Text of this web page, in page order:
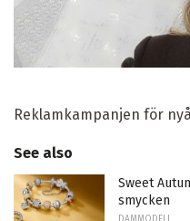
Reklamkampanjen för
See also
Sweet
smycken